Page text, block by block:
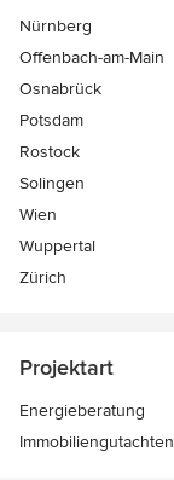
Nürnberg
Offenbach-am-Main
Osnabrück
Potsdam
Rostock
Solingen
Wien
Wuppertal
Zürich
Projektart
Energieberatung
Immobiliengutachten